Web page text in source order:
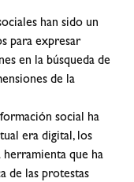
han sido un
para expresar
en la búsqueda de
de la
social ha
era digital, los
herramienta que ha
de las protestas